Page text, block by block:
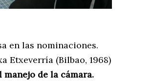
en las nominaciones.
Etxeverría (Bilbao, 1968)
de la cámara.